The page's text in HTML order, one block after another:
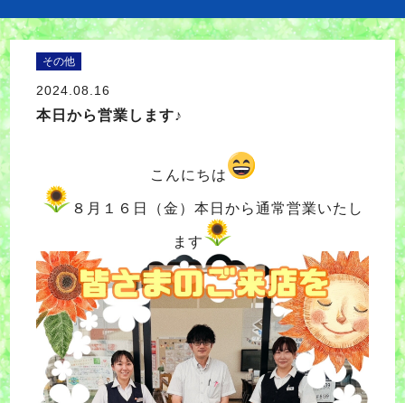
その他
2024.08.16
本日から営業します♪
こんにちは
８月１６日（金）本日から通常営業いたし
ます